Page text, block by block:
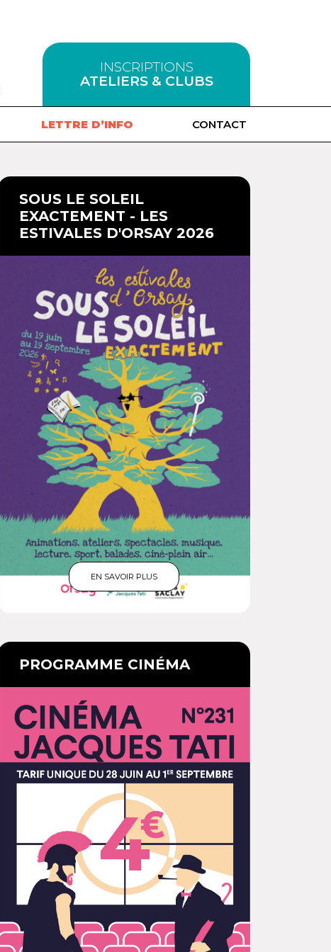
INSCRIPTIONS
ATELIERS & CLUBS
LETTRE D’INFO CONTACT
SOUS LE SOLEIL
EXACTEMENT - LES
ESTIVALES D'ORSAY 2026
EN SAVOIR PLUS
PROGRAMME CINÉMA